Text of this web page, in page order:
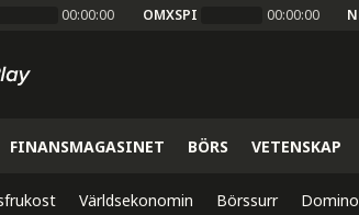
00:00:00 OMXSPI 00:00:00
FINANSMAGASINET BÖRS VETENSKAP
Världsekonomin Börssurr